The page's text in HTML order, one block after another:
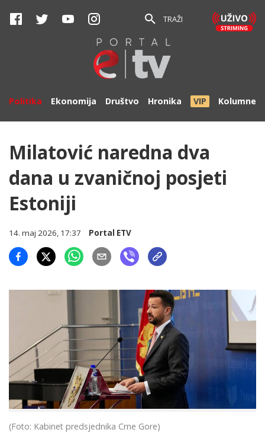
TRAŽI
Politika Ekonomija Društvo Hronika VIP Kolumne
Milatović naredna dva
dana u zvaničnoj posjeti
Estoniji
14. maj 2026, 17:37 Portal ETV
(Foto: Kabinet predsjednika Crne Gore)